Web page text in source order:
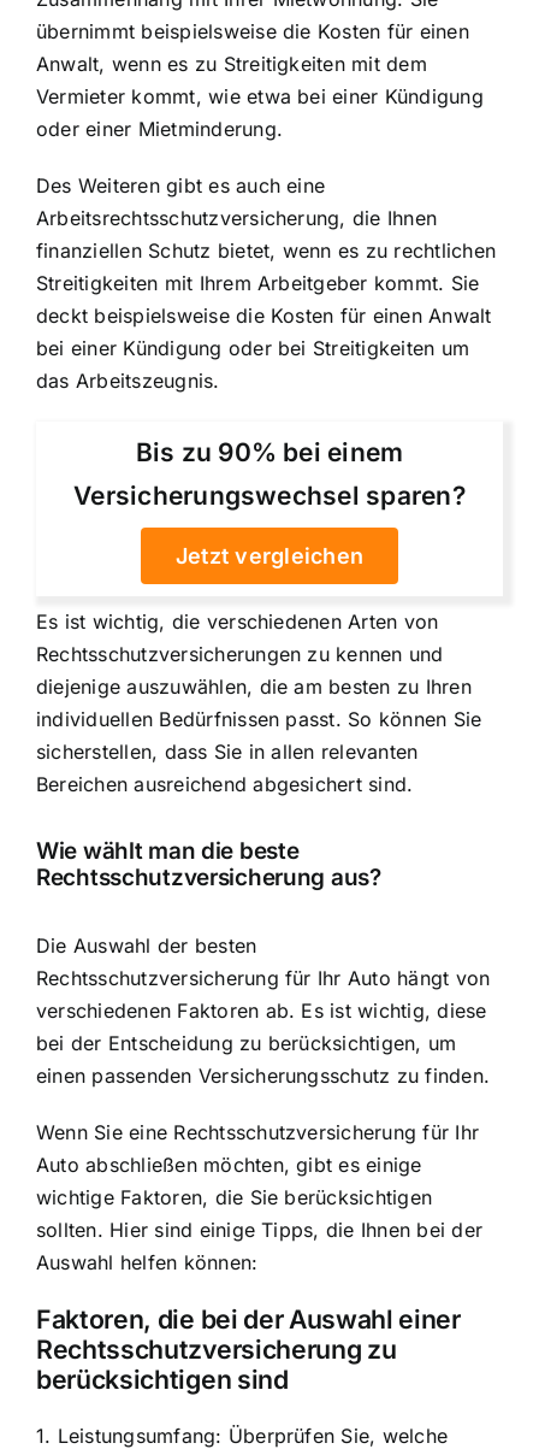
übernimmt beispielsweise die Kosten für einen
Anwalt, wenn es zu Streitigkeiten mit dem
Vermieter kommt, wie etwa bei einer Kündigung
oder einer Mietminderung.
Des Weiteren gibt es auch eine
Arbeitsrechtsschutzversicherung, die Ihnen
finanziellen Schutz bietet, wenn es zu rechtlichen
Streitigkeiten mit Ihrem Arbeitgeber kommt. Sie
deckt beispielsweise die Kosten für einen Anwalt
bei einer Kündigung oder bei Streitigkeiten um
das Arbeitszeugnis.
Bis zu 90% bei einem
Versicherungswechsel sparen?
Jetzt vergleichen
Es ist wichtig, die verschiedenen Arten von
Rechtsschutzversicherungen zu kennen und
diejenige auszuwählen, die am besten zu Ihren
individuellen Bedürfnissen passt. So können Sie
sicherstellen, dass Sie in allen relevanten
Bereichen ausreichend abgesichert sind.
Wie wählt man die beste
Rechtsschutzversicherung aus?
Die Auswahl der besten
Rechtsschutzversicherung für Ihr Auto hängt von
verschiedenen Faktoren ab. Es ist wichtig, diese
bei der Entscheidung zu berücksichtigen, um
einen passenden Versicherungsschutz zu finden.
Wenn Sie eine Rechtsschutzversicherung für Ihr
Auto abschließen möchten, gibt es einige
wichtige Faktoren, die Sie berücksichtigen
sollten. Hier sind einige Tipps, die Ihnen bei der
Auswahl helfen können:
Faktoren, die bei der Auswahl einer
Rechtsschutzversicherung zu
berücksichtigen sind
1. Leistungsumfang: Überprüfen Sie, welche